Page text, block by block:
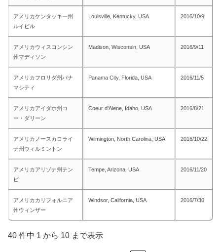
アメリカケンタッキー州
ルイビル
Louisville, Kentucky, USA 2016/10/9
アメリカウィスコンシン
州マディソン
Madison, Wisconsin, USA 2016/9/11
アメリカフロリダ州パナ
マシティ
Panama City, Florida, USA 2016/11/5
アメリカアイダホ州コ
ー・ダリーン
Coeur d'Alene, Idaho, USA 2016/8/21
アメリカノースカロライ
ナ州ウィルミントン
Wilmington, North Carolina, USA 2016/10/22
アメリカアリゾナ州テン
ピ
Tempe, Arizona, USA 2016/11/20
アメリカカリフォルニア
州ウィンザー
Windsor, California, USA 2016/7/30
40 件中 1 から 10 まで表示